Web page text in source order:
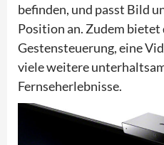
befinden, und passt Bild
Position an. Zudem bietet
Gestensteuerung, eine
viele weitere
Fernseherlebnisse.